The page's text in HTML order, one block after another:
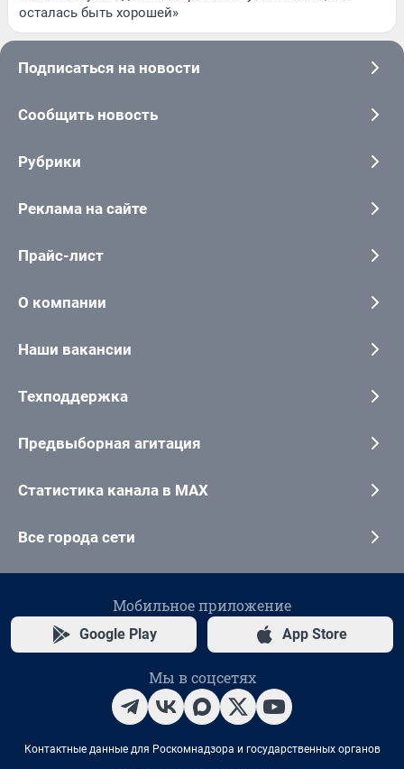
осталась быть хорошей»
Подписаться на новости
Сообщить новость
Рубрики
Реклама на сайте
Прайс-лист
О компании
Наши вакансии
Техподдержка
Предвыборная агитация
Статистика канала в MAX
Все города сети
Мобильное приложение
Google Play App Store
Мы в соцсетях
Контактные данные для Роскомнадзора и государственных органов